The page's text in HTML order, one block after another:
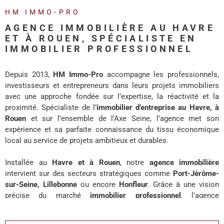
BLOG
HM IMMO-PRO
AGENCE IMMOBILIÈRE AU HAVRE
ET À ROUEN, SPÉCIALISTE EN
IMMOBILIER PROFESSIONNEL
Depuis 2013, HM Immo-Pro accompagne les professionnels,
investisseurs et entrepreneurs dans leurs projets immobiliers
avec une approche fondée sur l’expertise, la réactivité et la
proximité. Spécialiste de l’immobilier d’entreprise au Havre, à
Rouen et sur l’ensemble de l’Axe Seine, l’agence met son
expérience et sa parfaite connaissance du tissu économique
local au service de projets ambitieux et durables.
Installée au Havre et à Rouen, notre agence immobilière
intervient sur des secteurs stratégiques comme Port-Jérôme-
sur-Seine, Lillebonneou encore Honfleur. Grâce à une vision
précise du marché immobilier professionnel , l’agence